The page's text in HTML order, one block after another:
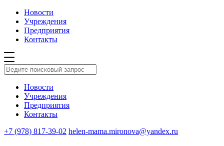
Новости
Учреждения
Предприятия
Контакты
Новости
Учреждения
Предприятия
Контакты
+7 (978) 817-39-02 helen-mama.mironova@yandex.ru